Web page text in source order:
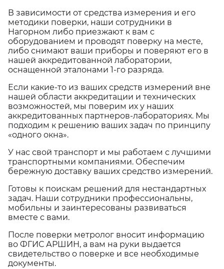
В зависимости от средства измерения и его
методики поверки, наши сотрудники в
Нагорном либо приезжают к вам с
оборудованием и проводят поверку на месте,
либо снимают ваши приборы и поверяют его в
нашей аккредитованной лаборатории,
оснащенной эталонами 1-го разряда.
Если какие-то из ваших средств измерений вне
нашей области аккредитации и технических
возможностей, мы поверим их у наших
аккредитованных партнеров-лабораториях. Мы
подходим к решению ваших задач по принципу
«одного окна».
У нас свой транспорт и мы работаем с лучшими
транспортными компаниями. Обеспечим
бережную доставку ваших средство измерений.
Готовы к поискам решений для нестандартных
задач. Наши сотрудники профессиональны,
мобильны и заинтересованы развиваться
вместе с вами.
После поверки метролог вносит информацию
во ФГИС АРШИН, а вам на руки выдается
свидетельство о поверке и все необходимые
документы.